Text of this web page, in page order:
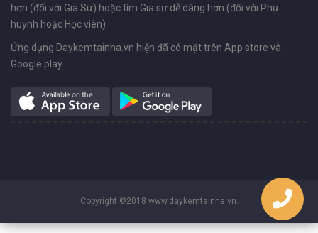
hơn (đối với Gia Sư) hoặc tìm Gia sư dễ dàng hơn (đối với Phụ
huynh hoặc Học viên)
Ứng dụng Daykemtainha.vn hiện đã có mặt trên App store và
Google play
Copyright ©2018 www.daykemtainha.vn.